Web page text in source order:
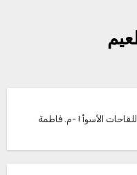
الأسوأ ! -م. فاطمة